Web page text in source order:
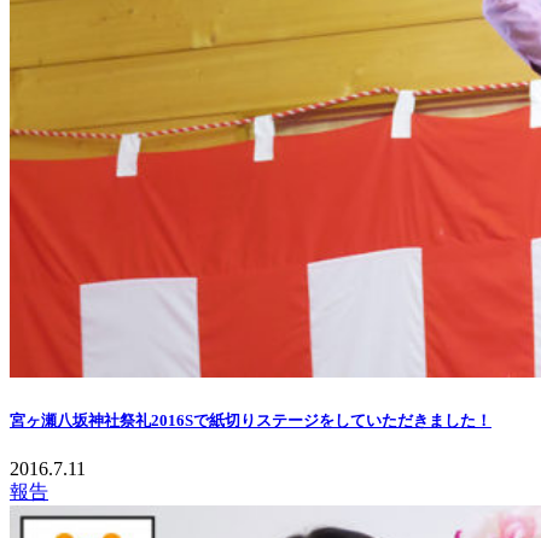
宮ヶ瀬八坂神社祭礼2016Sで紙切りステージをしていただきました！
2016.7.11
報告